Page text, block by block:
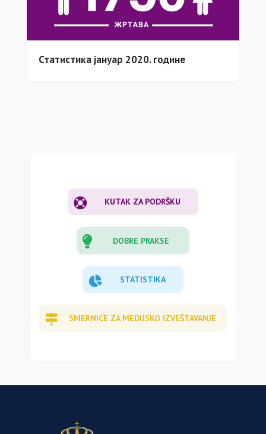
Статистика јануар 2020. године
KUTAK ZA PODRŠKU
DOBRE PRAKSE
STATISTIKA
SMERNICE ZA MEDIJSKO IZVEŠTAVANJE